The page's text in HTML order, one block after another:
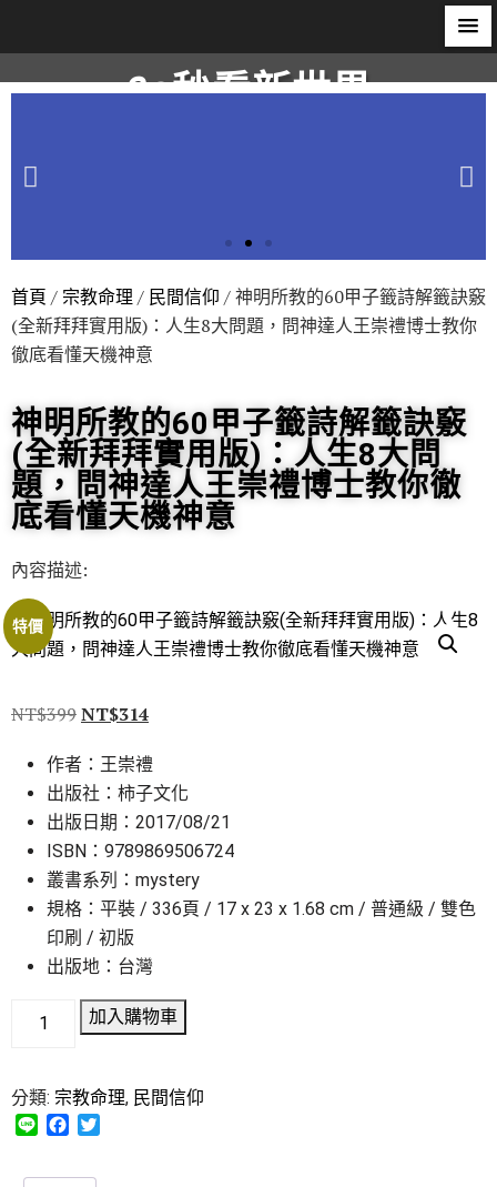
60秒看新世界
首頁 / 宗教命理 / 民間信仰 / 神明所教的60甲子籤詩解籤訣竅
(全新拜拜實用版)：人生8大問題，問神達人王崇禮博士教你
徹底看懂天機神意
神明所教的60甲子籤詩解籤訣竅
(全新拜拜實用版)：人生8大問
題，問神達人王崇禮博士教你徹
底看懂天機神意
內容描述:
特價
NT$399NT$314
作者：王崇禮
出版社：柿子文化
出版日期：2017/08/21
ISBN：9789869506724
叢書系列：mystery
規格：平裝 / 336頁 / 17 x 23 x 1.68 cm / 普通級 / 雙色
印刷 / 初版
出版地：台灣
加入購物車
分類: 宗教命理, 民間信仰